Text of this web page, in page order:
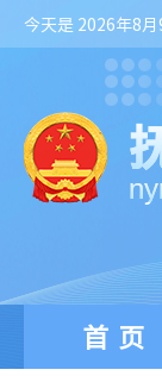
今天是 2026年8月
首页